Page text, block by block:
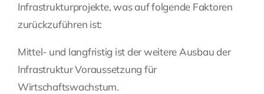
Infrastrukturprojekte, was auf folgende Faktoren
zurückzuführen ist:
Mittel- und langfristig ist der weitere Ausbau der
Infrastruktur Voraussetzung für
Wirtschaftswachstum.